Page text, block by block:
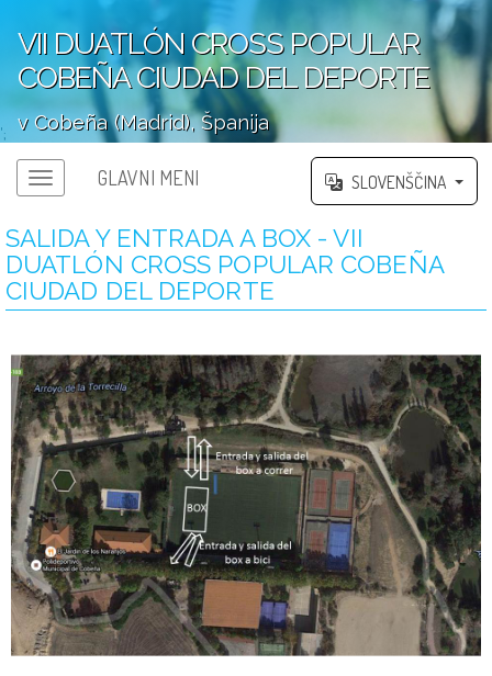
VII DUATLÓN CROSS POPULAR
COBEÑA CIUDAD DEL DEPORTE
v Cobeña (Madrid), Španija
';
GLAVNI MENI SLOVENŠČINA
SALIDA Y ENTRADA A BOX - VII
DUATLÓN CROSS POPULAR COBEÑA
CIUDAD DEL DEPORTE